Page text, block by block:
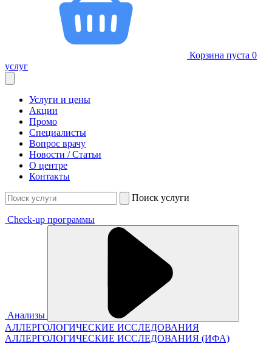
Корзина пуста 0
услуг
Услуги и цены
Акции
Промо
Специалисты
Вопрос врачу
Новости / Статьи
О центре
Контакты
Поиск услуги
Check-up программы
Анализы
АЛЛЕРГОЛОГИЧЕСКИЕ ИССЛЕДОВАНИЯ
АЛЛЕРГОЛОГИЧЕСКИЕ ИССЛЕДОВАНИЯ (ИФА)